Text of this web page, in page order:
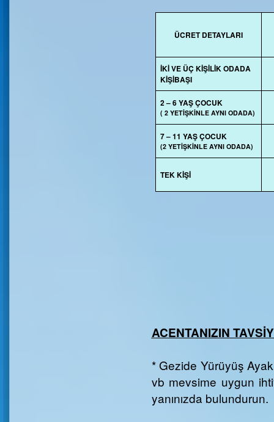
ÜCRET DETAYLARI
İKİ VE ÜÇ KİŞİLİK ODADA
KİŞİBAŞI
2 – 6 YAŞ ÇOCUK
( 2 YETİŞKİNLE AYNI ODADA)
7 – 11 YAŞ ÇOCUK
(2 YETİŞKİNLE AYNI ODADA)
TEK KİŞİ
ACENTANIZIN
* Gezide Yürüyüş
vb mevsime uygun
yanınızda bulundurun.